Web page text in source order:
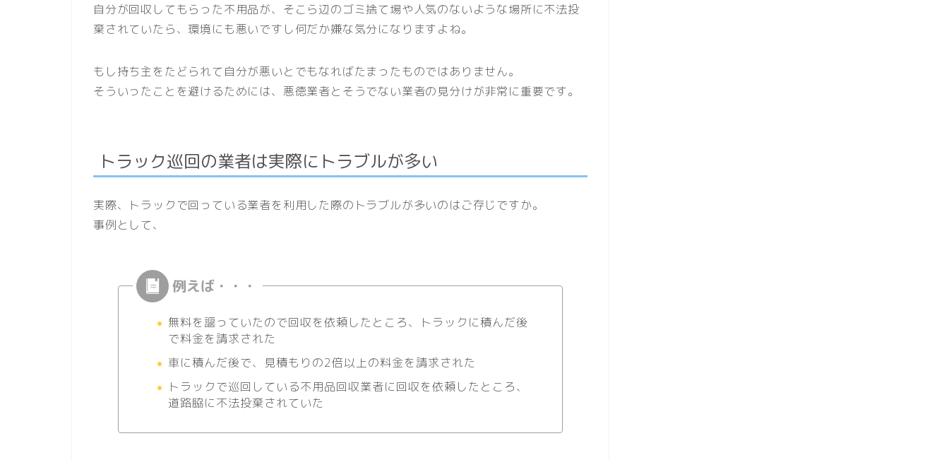
自分が回収してもらった不用品が、そこら辺のゴミ捨て場や人気のないような場所に不法投
棄されていたら、環境にも悪いですし何だか嫌な気分になりますよね。
もし持ち主をたどられて自分が悪いとでもなればたまったものではありません。
そういったことを避けるためには、悪徳業者とそうでない業者の見分けが非常に重要です。
トラック巡回の業者は実際にトラブルが多い
実際、トラックで回っている業者を利用した際のトラブルが多いのはご存じですか。
事例として、
無料を謳っていたので回収を依頼したところ、トラックに積んだ後
で料金を請求された
車に積んだ後で、見積もりの2倍以上の料金を請求された
トラックで巡回している不用品回収業者に回収を依頼したところ、
道路脇に不法投棄されていた